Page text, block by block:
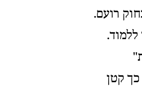
רועם.
כך קטן